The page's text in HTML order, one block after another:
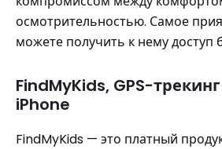
осмотрительностью. Самое
можете получить к нему доступ
FindMyKids, GPS-
iPhone
FindMyKids — это платный